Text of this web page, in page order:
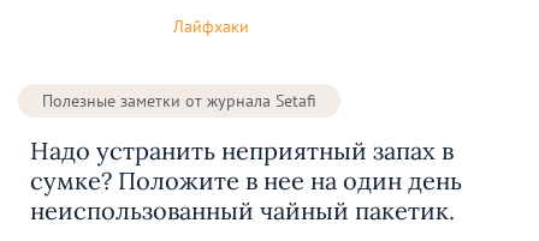
Лайфхаки
Полезные заметки от журнала Setafi